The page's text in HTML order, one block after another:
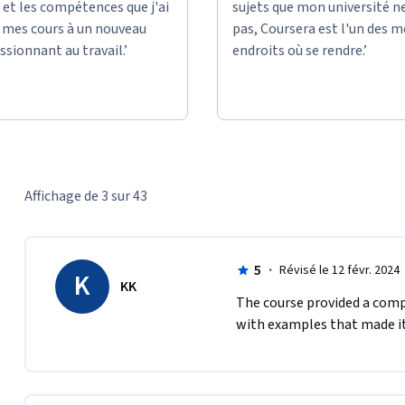
linéaire. Grâce à un apprentissage
des données, du traitement des
de la mise à l’échelle des caractéristiques.
propre et normalisé en vous penchant
précis et fiables pour les modèles
solides connaissances de base en
de données, et à mettre en œuvre des
à appliquer des techniques telles
convergence et l’interprétabilité des
de modèles » offre une
à l’aide de techniques de régression
les compétences que j'ai
cours à un nouveau
au travail.’
sujets que mon université
pas, Coursera est l'un des
endroits où se rendre.’
Affichage de 3 sur 43
K KK
5 · Révisé le 12 févr. 2024
The course provided a
with examples that made